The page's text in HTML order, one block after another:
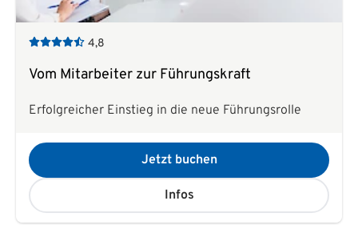
4,8
Vom Mitarbeiter zur Führungskraft
Erfolgreicher Einstieg in die neue Führungsrolle
Jetzt buchen
Infos